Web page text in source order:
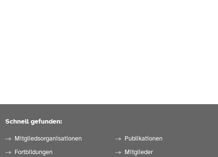
Schnell gefunden:
Mitgliedsorganisationen
Fortbildungen
Publikationen
Mitglieder